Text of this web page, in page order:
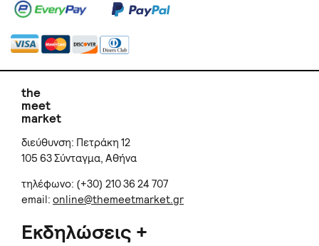
the
meet
market
διεύθυνση: Πετράκη 12
105 63 Σύνταγμα, Αθήνα
τηλέφωνο: (+30) 210 36 24 707
email: online@themeetmarket.gr
Εκδηλώσεις